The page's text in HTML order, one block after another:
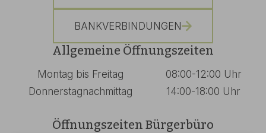
BANKVERBINDUNGEN
Allgemeine Öffnungszeiten
Montag bis Freitag
08:00-12:00 Uhr
Donnerstagnachmittag
14:00-18:00 Uhr
Öffnungszeiten Bürgerbüro